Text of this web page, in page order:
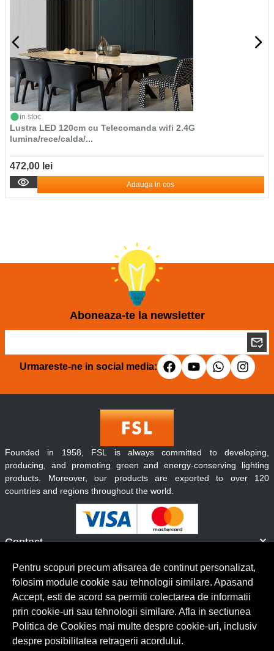
in stoc
Lustra LED 120cm cu Telecomanda wifi 2.4G
lumina/rece/calda/...
472,00 lei
Adauga in cos
Aboneaza-te la newsletter
Urmareste-ne in social media:
Contact
Servicii clienti
Founded in 1958, FSL is always committed to developing,
producing, and promoting green and energy-conserving lighting
products. Moreover, our products are exported to over 120
countries and regions throughout the world.
© Copyright 2026 Lumilux. Toate drepturile rezervate.
Pentru scopuri precum afisarea de continut personalizat,
folosim module cookie sau tehnologii similare. Apasand
Accept, esti de acord sa permiti colectarea de informatii
prin cookie-uri sau tehnologii similare. Afla in sectiunea
Politica de Cookies mai multe despre cookie-uri, inclusiv
despre posibilitatea retragerii acordului.